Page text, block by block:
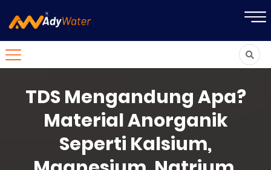
TDS Mengandung Apa?
Material Anorganik
Seperti Kalsium,